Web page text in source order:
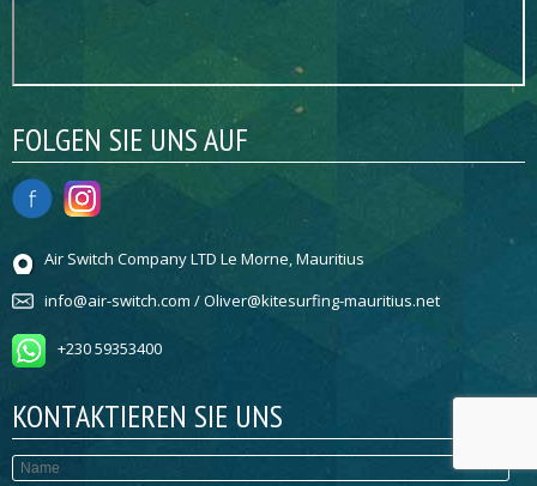
FOLGEN SIE UNS AUF
Air Switch Company LTD Le Morne, Mauritius
info@air-switch.com / Oliver@kitesurfing-mauritius.net
+230 59353400
KONTAKTIEREN SIE UNS